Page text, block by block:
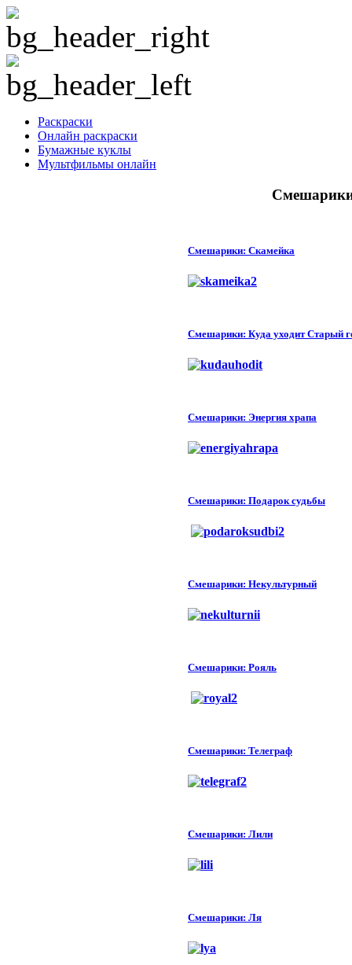
Раскраски
Онлайн раскраски
Бумажные куклы
Мультфильмы онлайн
Смешарики: Скамейка
Смешарики: Куда уходит Старый
Смешарики: Энергия храпа
Смешарики: Подарок судьбы
Смешарики: Некультурный
Смешарики: Рояль
Смешарики: Телеграф
Смешарики: Лили
Смешарики: Ля